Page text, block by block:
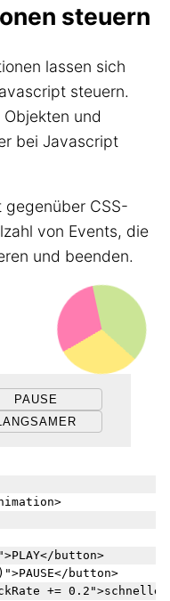
steuern
lassen sich
steuern.
und
bei Javascript
CSS-
von Events, die
und beenden.
PAUSE
LANGSAMER
button>
button>
+=